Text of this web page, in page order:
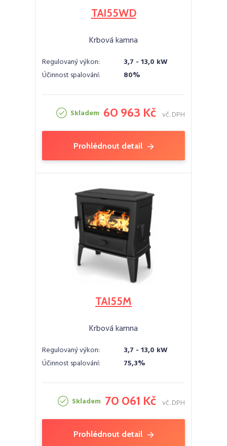
TAI55WD
Krbová kamna
Regulovaný výkon:
3,7 - 13,0 kW
Účinnost spalování:
80%
Skladem 60 963 Kč vč. DPH
Prohlédnout detail
TAI55M
Krbová kamna
Regulovaný výkon:
3,7 - 13,0 kW
Účinnost spalování:
75,3%
Skladem 70 061 Kč vč. DPH
Prohlédnout detail